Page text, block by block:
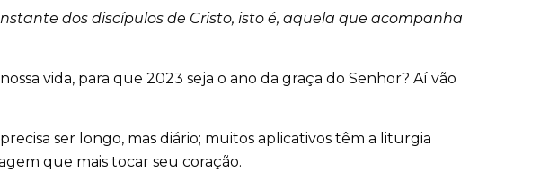
dos discípulos de Cristo, isto é, aquela que acompanha
vida, para que 2023 seja o ano da graça do Senhor? Aí vão
ser longo, mas diário; muitos aplicativos têm a liturgia
que mais tocar seu coração.